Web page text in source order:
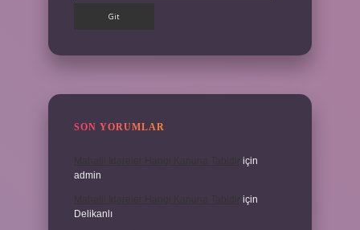
SON YORUMLAR
için
admin
için
Delikanlı